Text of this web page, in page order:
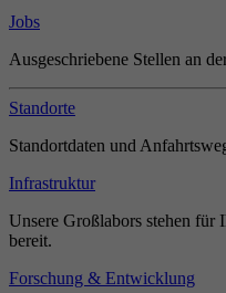
Jobs
Ausgeschriebene Stellen an
Standorte
Standortdaten und
Infrastruktur
Unsere Großlabors stehen für
bereit.
Forschung & Entwicklung